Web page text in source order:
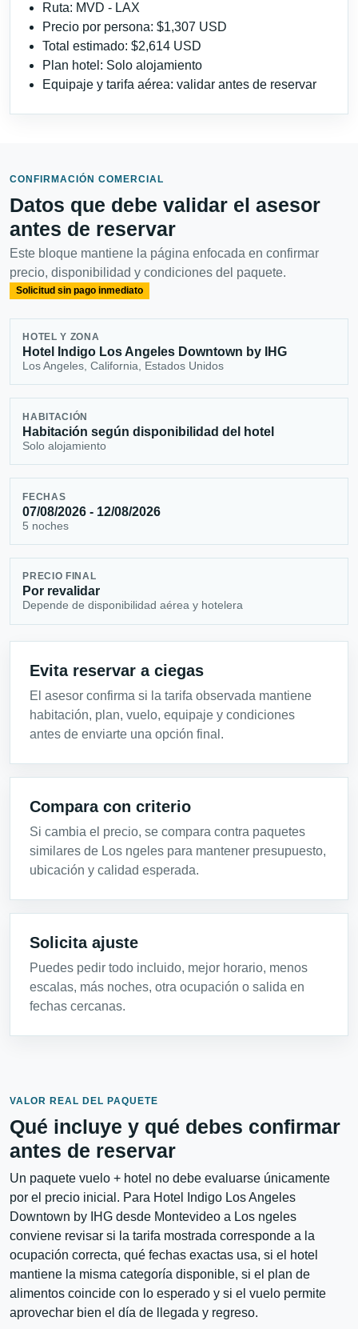
Ruta: MVD - LAX
Precio por persona: $1,307 USD
Total estimado: $2,614 USD
Plan hotel: Solo alojamiento
Equipaje y tarifa aérea: validar antes de reservar
CONFIRMACIÓN COMERCIAL
Datos que debe validar el asesor
antes de reservar
Este bloque mantiene la página enfocada en confirmar
precio, disponibilidad y condiciones del paquete.
Solicitud sin pago inmediato
HOTEL Y ZONA
Hotel Indigo Los Angeles Downtown by IHG
Los Angeles, California, Estados Unidos
HABITACIÓN
Habitación según disponibilidad del hotel
Solo alojamiento
FECHAS
07/08/2026 - 12/08/2026
5 noches
PRECIO FINAL
Por revalidar
Depende de disponibilidad aérea y hotelera
Evita reservar a ciegas
El asesor confirma si la tarifa observada mantiene
habitación, plan, vuelo, equipaje y condiciones
antes de enviarte una opción final.
Compara con criterio
Si cambia el precio, se compara contra paquetes
similares de Los ngeles para mantener presupuesto,
ubicación y calidad esperada.
Solicita ajuste
Puedes pedir todo incluido, mejor horario, menos
escalas, más noches, otra ocupación o salida en
fechas cercanas.
VALOR REAL DEL PAQUETE
Qué incluye y qué debes confirmar
antes de reservar
Un paquete vuelo + hotel no debe evaluarse únicamente
por el precio inicial. Para Hotel Indigo Los Angeles
Downtown by IHG desde Montevideo a Los ngeles
conviene revisar si la tarifa mostrada corresponde a la
ocupación correcta, qué fechas exactas usa, si el hotel
mantiene la misma categoría disponible, si el plan de
alimentos coincide con lo esperado y si el vuelo permite
aprovechar bien el día de llegada y regreso.